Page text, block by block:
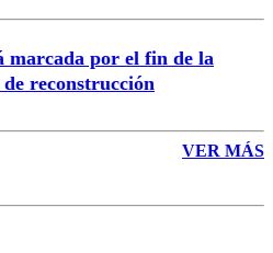
marcada por el fin de la
reconstrucción
VER MÁS